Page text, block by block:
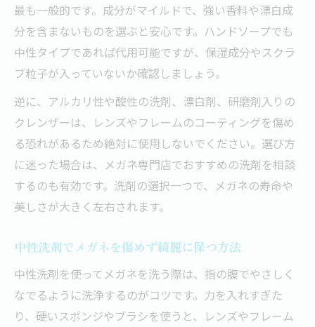
最も一般的です。成分がマイルドで、強い香料や漂白成
分を含まないものを選ぶと安心です。ハンドソープでも
中性タイプであれば代用可能ですが、保湿成分やスクラ
ブ粒子が入っていないか確認しましょう。
逆に、アルカリ性や酸性の洗剤、漂白剤、研磨剤入りの
クレンザーは、レンズやフレームのコーティングを傷め
る恐れがあるため絶対に使用しないでください。選び方
に迷った場合は、メガネ専門店でおすすめの洗剤を相談
するのも有効です。洗剤の選択一つで、メガネの寿命や
美しさが大きく左右されます。
中性洗剤でメガネを傷めず綺麗に保つ方法
中性洗剤を使ってメガネを洗う際は、指の腹でやさしく
なでるように洗浄するのがコツです。力を入れすぎた
り、硬いスポンジやブラシを使うと、レンズやフレーム